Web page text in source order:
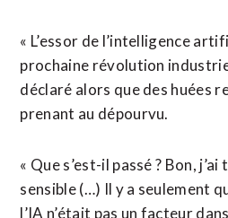
« L’essor de l’intelligence
prochaine révolution
déclaré alors que des huées
prenant au dépourvu.
« Que s’est-il passé ? Bon,
sensible (…) Il y a seulement
l’IA n’était pas un facteur